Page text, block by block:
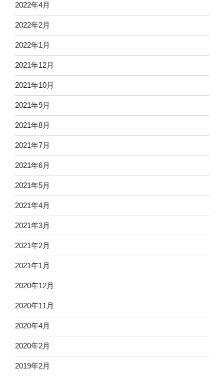
2022年4月
2022年2月
2022年1月
2021年12月
2021年10月
2021年9月
2021年8月
2021年7月
2021年6月
2021年5月
2021年4月
2021年3月
2021年2月
2021年1月
2020年12月
2020年11月
2020年4月
2020年2月
2019年2月